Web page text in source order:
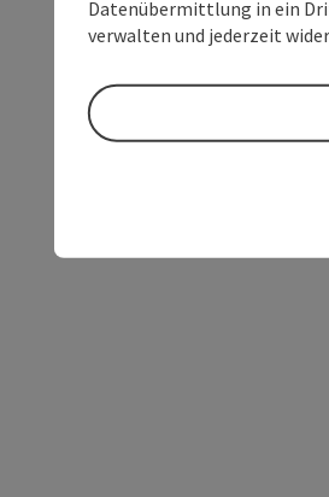
Datenübermittlung in ein
verwalten und jederzeit